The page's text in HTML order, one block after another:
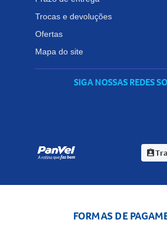
Trocas e devoluções
Ofertas
Mapa do site
SIGA NOSSAS REDES
assignment_ind
FORMAS DE